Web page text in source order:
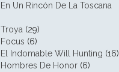
En Un Rincón De La Toscana
Troya (29)
Focus (6)
El Indomable Will Hunting (16)
Hombres De Honor (6)